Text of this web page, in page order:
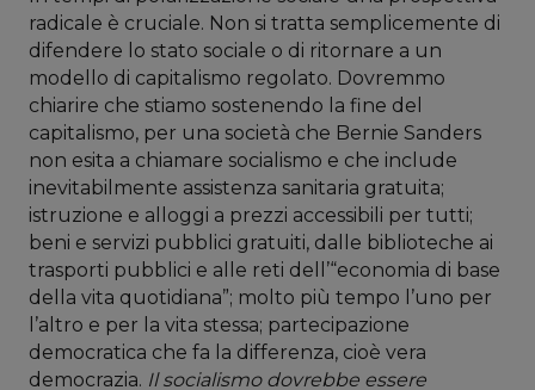
radicale è cruciale. Non si tratta semplicemente di
difendere lo stato sociale o di ritornare a un
modello di capitalismo regolato. Dovremmo
chiarire che stiamo sostenendo la fine del
capitalismo, per una società che Bernie Sanders
non esita a chiamare socialismo e che include
inevitabilmente assistenza sanitaria gratuita;
istruzione e alloggi a prezzi accessibili per tutti;
beni e servizi pubblici gratuiti, dalle biblioteche ai
trasporti pubblici e alle reti dell’“economia di base
della vita quotidiana”; molto più tempo l’uno per
l’altro e per la vita stessa; partecipazione
democratica che fa la differenza, cioè vera
democrazia. Il socialismo dovrebbe essere